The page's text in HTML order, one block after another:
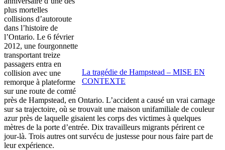
La tragédie de Hampstead – MISE EN
CONTEXTE
plus mortelles
collisions d’autoroute
dans l’histoire de
l’Ontario. Le 6 février
2012, une fourgonnette
transportant treize
passagers entra en
collision avec une
remorque à plateforme
sur une route de comté
près de Hampstead, en Ontario. L’accident a causé un vrai carnage
sur sa trajectoire, où se trouvait une maison unifamiliale de couleur
azur près de laquelle gisaient les corps des victimes à quelques
mètres de la porte d’entrée. Dix travailleurs migrants périrent ce
jour-là. Trois autres ont survécu de justesse pournous faire part de
leur expérience.